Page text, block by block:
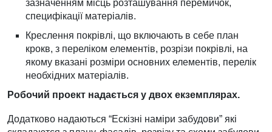
зазначенням місць розташування перемичок,
специфікації матеріалів.
Креслення покрівлі, що включають в себе план
крокв, з переліком елементів, розрізи покрівлі, на
якому вказані розміри основних елементів, перелік
необхідних матеріалів.
Робочий проект надається у двох екземплярах.
Додатково надаються “Ескізні наміри забудови” які